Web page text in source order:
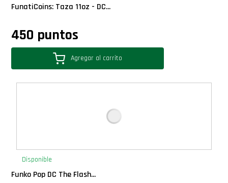
FunatiCoins: Taza 11oz - DC...
450 puntos
Agregar al carrito
Disponible
Funko Pop DC The Flash...